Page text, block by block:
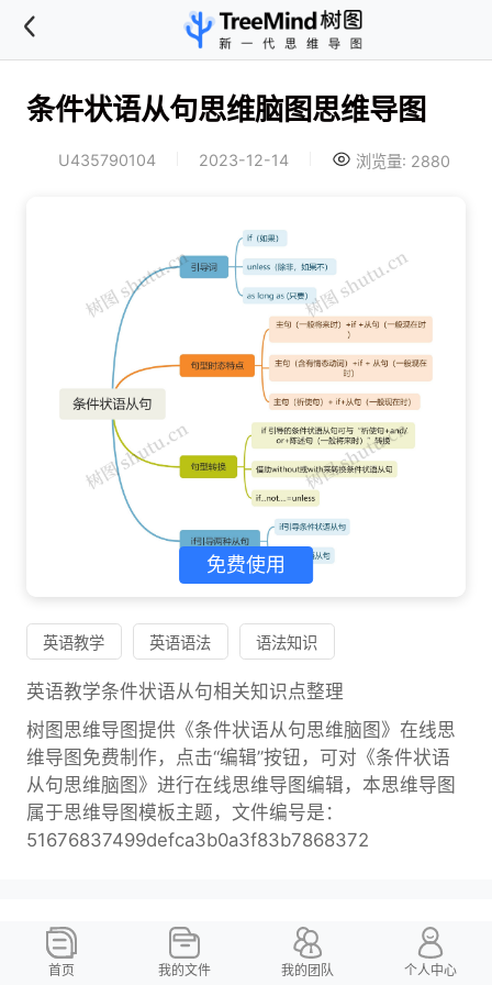
条件状语从句思维脑图思维导图
U435790104 2023-12-14 浏览量: 2880
免费使用
英语教学 英语语法 语法知识
英语教学条件状语从句相关知识点整理
树图思维导图提供《条件状语从句思维脑图》在线思
维导图免费制作，点击“编辑”按钮，可对《条件状语
从句思维脑图》进行在线思维导图编辑，本思维导图
属于思维导图模板主题，文件编号是：
51676837499defca3b0a3f83b7868372
思维导图大纲
相关思维导图模版
首页 我的文件 我的团队 个人中心